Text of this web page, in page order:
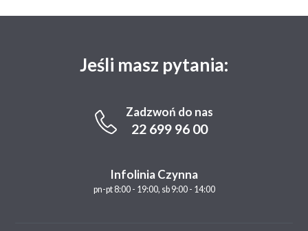
Jeśli masz pytania:
Zadzwoń do nas
22 699 96 00
Infolinia Czynna
pn-pt 8:00 - 19:00, sb 9:00 - 14:00